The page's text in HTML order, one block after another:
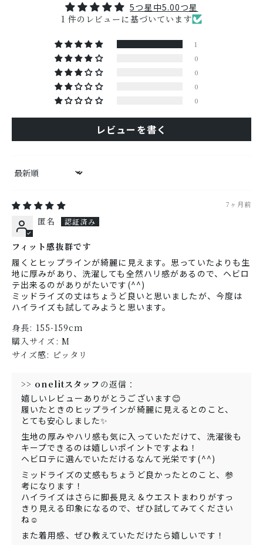
5つ星中5.00つ星
1 件のレビューに基づいています
1
0
0
0
0
レビューを書く
Sort by
7ヶ月前
匿名
フィット感抜群です
履くとヒップラインが綺麗に見えます。思っていたよりも生
地に厚みがあり、洗濯しても全然ハリ感があるので、ヘビロ
テ出来るのがありがたいです(^^)
ミッドライズの丈はちょうど良いと思いましたが、今度は
ハイライズも試してみようと思います。
身長: 155-159cm
購入サイズ: M
サイズ感: ピッタリ
>> onelitスタッフ の返信：
嬉しいレビューありがとうございます😊
履いたときのヒップラインが綺麗に見えるとのこと、
とても安心しました✨
生地の厚みやハリ感も気に入っていただけて、洗濯後も
キープできるのは嬉しいポイントですよね！
ヘビロテに選んでいただけるなんて光栄です(^^)
ミッドライズの丈感もちょうど良かったとのこと、参
考になります！
ハイライズはさらに脚長見え＆ウエストまわりがすっ
きり見える印象になるので、ぜひ試してみてください
ね☺️
また着用感、ぜひ教えていただけたら嬉しいです！